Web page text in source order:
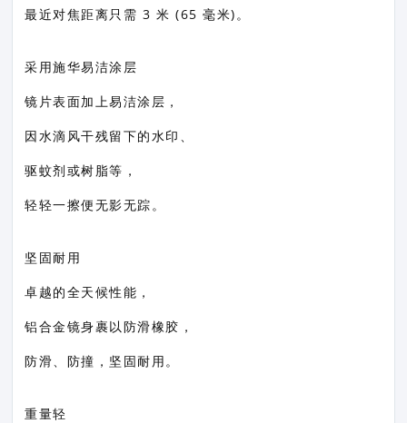
最近对焦距离只需 3 米 (65 毫米)。
采用施华易洁涂层
镜片表面加上易洁涂层，
因水滴风干残留下的水印、
驱蚊剂或树脂等，
轻轻一擦便无影无踪。
坚固耐用
卓越的全天候性能，
铝合金镜身裹以防滑橡胶，
防滑、防撞，坚固耐用。
重量轻